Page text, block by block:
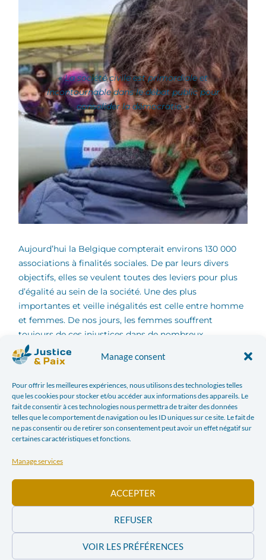
Manage consent
Pour offrir les meilleures expériences, nous utilisons des technologies telles
que les cookies pour stocker et/ou accéder aux informations des appareils. Le
fait de consentir à ces technologies nous permettra de traiter des données
telles que le comportement de navigation ou les ID uniques sur ce site. Le fait de
ne pas consentir ou de retirer son consentement peut avoir un effet négatif sur
certaines caractéristiques et fonctions.
Manage services
ACCEPTER
REFUSER
VOIR LES PRÉFÉRENCES
« La société civile est primordiale et
incontournable dans le débat public pour
consolider la démocratie. »
Aujourd’hui la Belgique compterait environs 130 000
associations à finalités sociales. De par leurs divers
objectifs, elles se veulent toutes des leviers pour plus
d’égalité au sein de la société. Une des plus
importantes et veille inégalités est celle entre homme
et femmes. De nos jours, les femmes souffrent
toujours de ces injustices dans de nombreux
domaines. Plusieurs instruments juridiques ont été
pris en Belgique pour diminuer ces inégalités dont le
renforcer l’égalité́ des femmes et des hommes en
intégrant la dimension de genre dans le contenu des
politiques publiques définies au niveau fédéral belge.
De nos jours, le {gender mainstreaming} n’est plus un
Mais qu’est-ce que le genre exactement ?
Le sexe et le genre, sont deux notions différentes mais
parfois confondues, entremêlées, utilisées comme
synonyme. Le premier désigne communément le sexe
comportement sexuel sensé lui correspondre. Il nous